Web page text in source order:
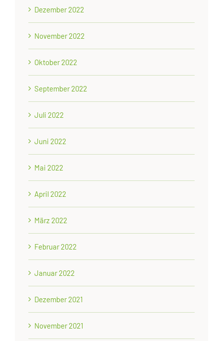
Dezember 2022
November 2022
Oktober 2022
September 2022
Juli 2022
Juni 2022
Mai 2022
April 2022
März 2022
Februar 2022
Januar 2022
Dezember 2021
November 2021